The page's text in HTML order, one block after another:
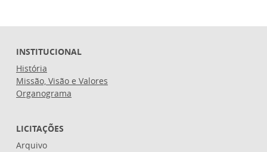
INSTITUCIONAL
História
Missão, Visão e Valores
Organograma
LICITAÇÕES
Arquivo